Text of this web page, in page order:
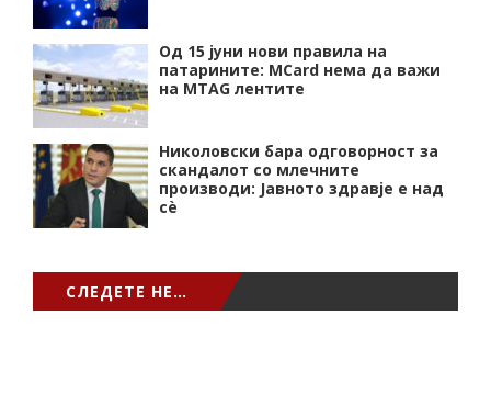
Од 15 јуни нови правила на
патарините: MCard нема да важи
на MTAG лентите
Николовски бара одговорност за
скандалот со млечните
производи: Јавното здравје е над
сѐ
СЛЕДЕТЕ НЕ…